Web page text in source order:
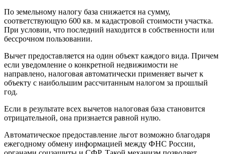
По земельному налогу база снижается на сумму,
соответствующую 600 кв. м кадастровой стоимости участка.
При условии, что последний находится в собственности или
бессрочном пользовании.
Вычет предоставляется на один объект каждого вида. Причем
если уведомление о конкретной недвижимости не
направлено, налоговая автоматически применяет вычет к
объекту с наибольшим рассчитанным налогом за прошлый
год.
Если в результате всех вычетов налоговая база становится
отрицательной, она признается равной нулю.
Автоматическое предоставление льгот возможно благодаря
ежегодному обмену информацией между ФНС России,